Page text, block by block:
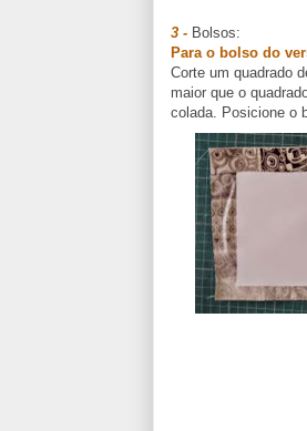
3 - Bolsos:
Para o bolso do
Corte um quadrado
maior que o
colada. Posicione o